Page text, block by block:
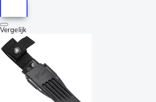
Vergelijk